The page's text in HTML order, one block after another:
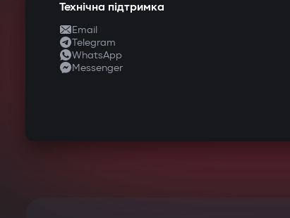
Технічна підтримка
Email
Telegram
WhatsApp
Messenger